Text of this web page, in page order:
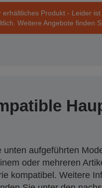
erhältliches Produkt - Leider
Weitere Angebote finden
unten aufgeführten
oder mehreren
kompatibel. Weitere